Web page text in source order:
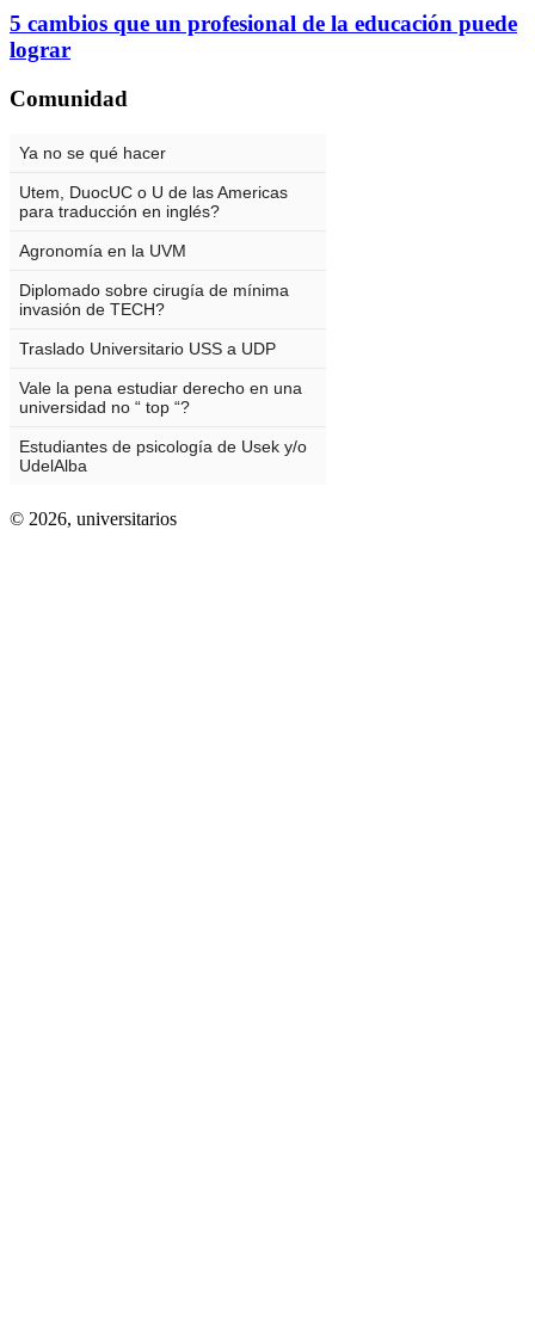
5 cambios que un profesional de la educación puede
lograr
Comunidad
© 2026, universitarios